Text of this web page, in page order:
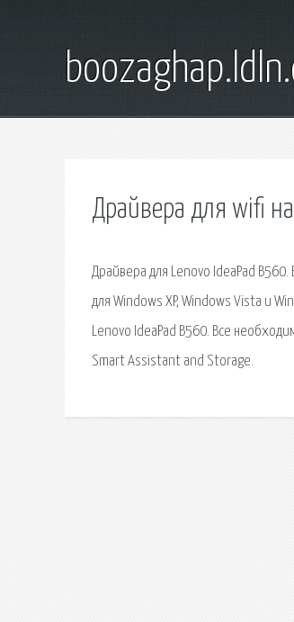
Драйвера для wifi
Драйвера для Lenovo IdeaPad
для Windows XP, Windows Vista и
Lenovo IdeaPad B560. Все
Smart Assistant and Storage.